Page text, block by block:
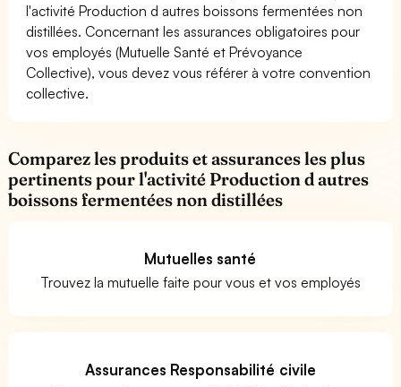
l'activité Production d autres boissons fermentées non
distillées. Concernant les assurances obligatoires pour
vos employés (Mutuelle Santé et Prévoyance
Collective), vous devez vous référer à votre convention
collective.
Comparez les produits et assurances les plus
pertinents pour l'activité Production d autres
boissons fermentées non distillées
Mutuelles santé
Trouvez la mutuelle faite pour vous et vos employés
Assurances Responsabilité civile